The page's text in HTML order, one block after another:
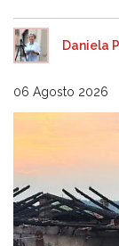
Daniela
06 Agosto 2026